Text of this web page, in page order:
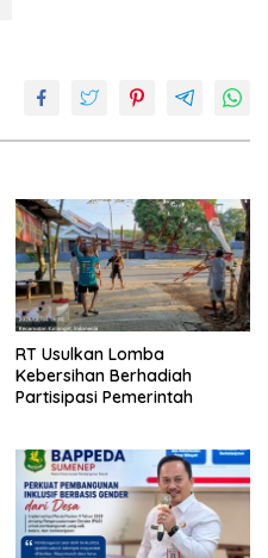
RT Usulkan Lomba
Kebersihan Berhadiah
Partisipasi Pemerintah